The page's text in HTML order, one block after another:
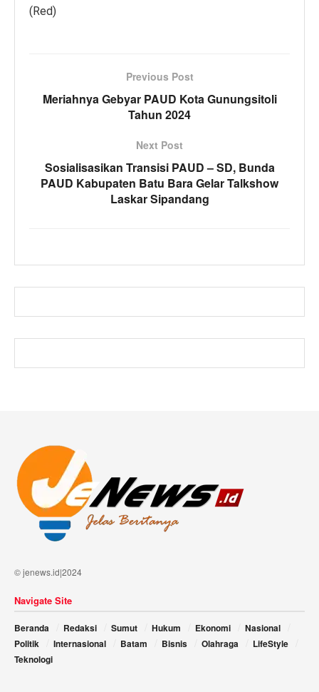
(Red)
Previous Post
Meriahnya Gebyar PAUD Kota Gunungsitoli
Tahun 2024
Next Post
Sosialisasikan Transisi PAUD – SD, Bunda
PAUD Kabupaten Batu Bara Gelar Talkshow
Laskar Sipandang
© jenews.id|2024
Navigate Site
Beranda Redaksi Sumut Hukum Ekonomi
Nasional
Politik
Internasional Batam Bisnis Olahraga
LifeStyle
Teknologi